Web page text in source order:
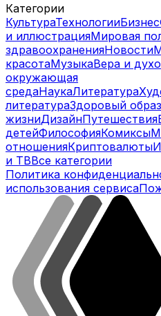
Категории
КультураТехнологииБизнес
и иллюстрацияМировая
здравоохраненияНовости
красотаМузыкаВера и
окружающая
средаНаукаЛитература
литератураЗдоровый образ
жизниДизайнПутешествия
детейФилософияКомиксы
отношенияКриптовалюты
и ТВВсе категории
Политика
использования сервиса